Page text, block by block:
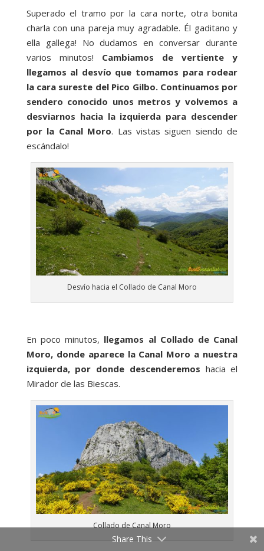
Superado el tramo por la cara norte, otra bonita
charla con una pareja muy agradable. Él gaditano y
ella gallega! No dudamos en conversar durante
varios minutos! Cambiamos de vertiente y
llegamos al desvío que tomamos para rodear
la cara sureste del Pico Gilbo. Continuamos por
sendero conocido unos metros y volvemos a
desviarnos hacia la izquierda para descender
por la Canal Moro. Las vistas siguen siendo de
escándalo!
Desvío hacia el Collado de Canal Moro
En poco minutos, llegamos al Collado de Canal
Moro, donde aparece la Canal Moro a nuestra
izquierda, por donde descenderemos hacia el
Mirador de las Biescas.
Collado de Canal Moro
Share This